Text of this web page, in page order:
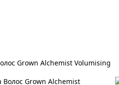
Grown Alchemist Volumising